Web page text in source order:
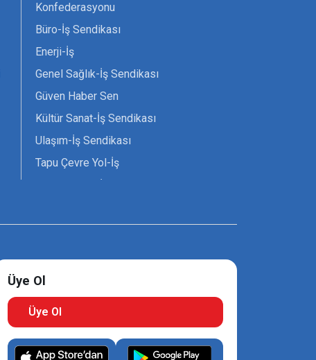
Konfederasyonu
Büro-İş Sendikası
Enerji-İş
Genel Sağlık-İş Sendikası
Güven Haber Sen
Kültür Sanat-İş Sendikası
Ulaşım-İş Sendikası
Tapu Çevre Yol-İş
Üye Ol
Üye Ol